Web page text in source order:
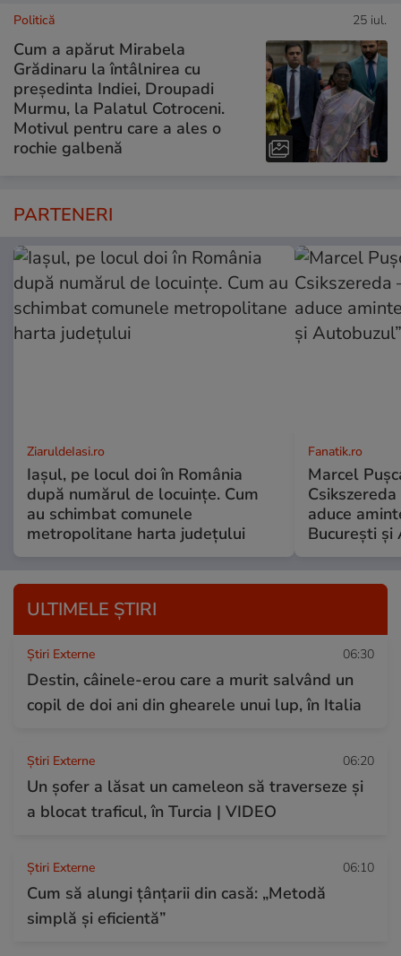
Politică 25 iul.
Cum a apărut Mirabela
Grădinaru la întâlnirea cu
președinta Indiei, Droupadi
Murmu, la Palatul Cotroceni.
Motivul pentru care a ales o
rochie galbenă
PARTENERI
ZiaruldeIasi.ro
Iașul, pe locul doi în România
după numărul de locuințe. Cum
au schimbat comunele
metropolitane harta județului
Fanatik.ro
Marcel
aduce
București și
ULTIMELE ȘTIRI
Știri Externe 06:30
Destin, câinele-erou care a murit salvând un
copil de doi ani din ghearele unui lup, în Italia
Știri Externe 06:20
Un șofer a lăsat un cameleon să traverseze și
a blocat traficul, în Turcia | VIDEO
Știri Externe 06:10
Cum să alungi țânțarii din casă: „Metodă
simplă și eficientă”